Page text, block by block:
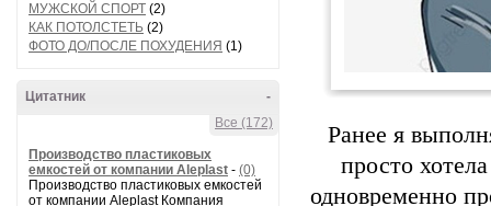
МУЖСКОЙ СПОРТ (2)
КАК ПОТОЛСТЕТЬ (2)
ФОТО ДО/ПОСЛЕ ПОХУДЕНИЯ (1)
-
Цитатник
Все (172)
Производство пластиковых
емкостей от компании Aleplast - (0)
Производство пластиковых емкостей
от компании Aleplast Компания
Ранее я
просто
одновременно